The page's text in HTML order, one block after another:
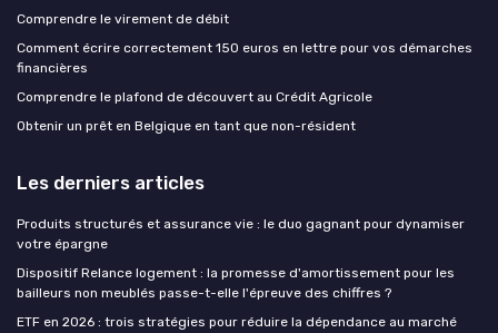
Comprendre le virement de débit
Comment écrire correctement 150 euros en lettre pour vos démarches
financières
Comprendre le plafond de découvert au Crédit Agricole
Obtenir un prêt en Belgique en tant que non-résident
Les derniers articles
Produits structurés et assurance vie : le duo gagnant pour dynamiser
votre épargne
Dispositif Relance logement : la promesse d'amortissement pour les
bailleurs non meublés passe-t-elle l'épreuve des chiffres ?
ETF en 2026 : trois stratégies pour réduire la dépendance au marché